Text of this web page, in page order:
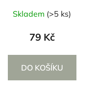
Skladem (>5 ks)
79 Kč
DO KOŠÍKU